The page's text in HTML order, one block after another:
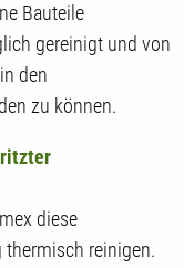
Bauteile
gereinigt und von
den
zu können.
diese
reinigen.